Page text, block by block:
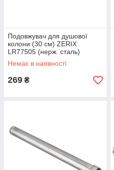
Подовжувач для душової
колони (30 см) ZERIX
LR77505 (нерж. сталь)
(LL1667)
Немає в наявності
269 ₴